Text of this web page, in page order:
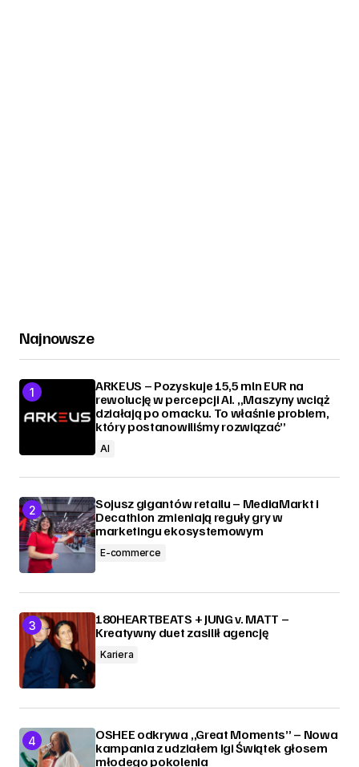
Najnowsze
ARKEUS – Pozyskuje 15,5 mln EUR na
rewolucję w percepcji AI. „Maszyny wciąż
działają po omacku. To właśnie problem,
który postanowiliśmy rozwiązać”
AI
Sojusz gigantów retailu – MediaMarkt i
Decathlon zmieniają reguły gry w
marketingu ekosystemowym
E-commerce
180HEARTBEATS + JUNG v. MATT –
Kreatywny duet zasilił agencję
Kariera
OSHEE odkrywa „Great Moments” – Nowa
kampania z udziałem Igi Świątek głosem
młodego pokolenia